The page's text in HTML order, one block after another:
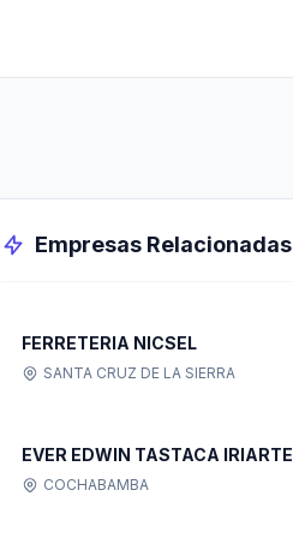
Empresas Relacionadas
FERRETERIA NICSEL
SANTA CRUZ DE LA SIERRA
EVER EDWIN TASTACA IRIARTE
COCHABAMBA